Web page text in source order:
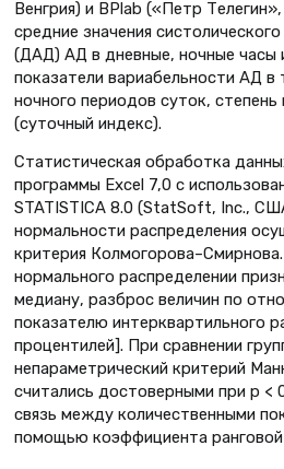
Венгрия) и BPlab («Петр
средние значения
(ДАД) АД в дневные, ночные часы
показатели вариабельности АД в
ночного периодов суток, степень
(суточный индекс).
Статистическая обработка
программы Excel 7,0 с
STATISTICA 8.0 (StatSoft, Inc.,
нормальности распределения
критерия
нормального распределении
медиану, разброс величин по
показателю интерквартильного
процентилей]. При сравнении
непараметрический критерий
считались достоверными при p <
связь между количественными
помощью коэффициента